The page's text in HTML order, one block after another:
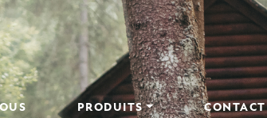
PRODUITS CONTACT